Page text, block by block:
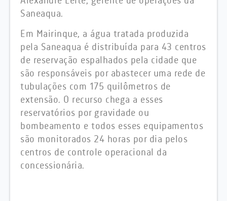
Saneaqua.
Em Mairinque, a água tratada produzida
pela Saneaqua é distribuída para 43 centros
de reservação espalhados pela cidade que
são responsáveis por abastecer uma rede de
tubulações com 175 quilômetros de
extensão. O recurso chega a esses
reservatórios por gravidade ou
bombeamento e todos esses equipamentos
são monitorados 24 horas por dia pelos
centros de controle operacional da
concessionária.